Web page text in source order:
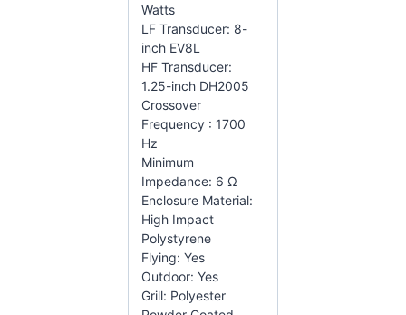
Watts
LF Transducer: 8-
inch EV8L
HF Transducer:
1.25-inch DH2005
Crossover
Frequency : 1700
Hz
Minimum
Impedance: 6 Ω
Enclosure Material:
High Impact
Polystyrene
Flying: Yes
Outdoor: Yes
Grill: Polyester